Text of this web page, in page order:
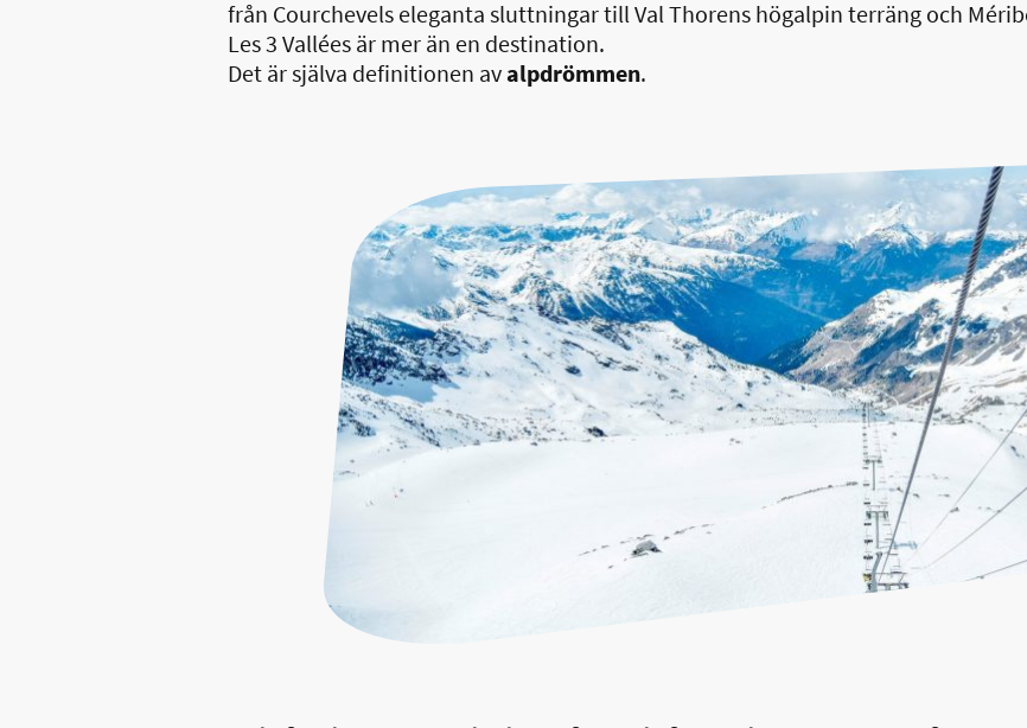
från Courchevels eleganta sluttningar till Val Thorens högalpin terräng och
Les 3 Vallées är mer än en destination.
Det är själva definitionen avalpdrömmen.